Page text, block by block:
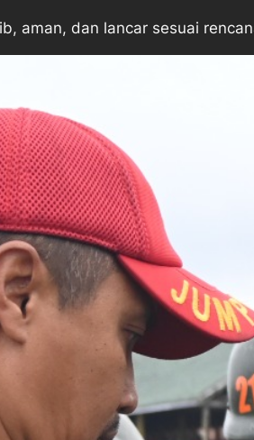
aman, dan lancar sesuai